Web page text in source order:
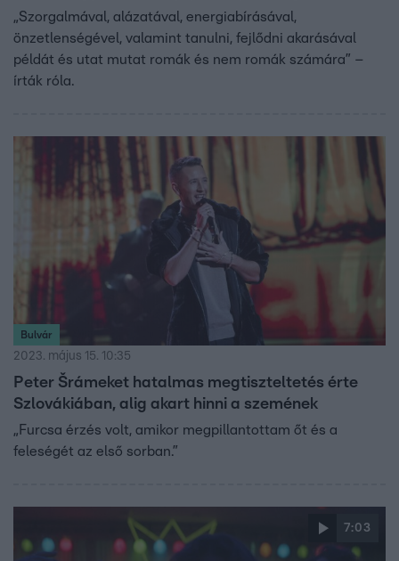
„Szorgalmával, alázatával, energiabírásával,
önzetlenségével, valamint tanulni, fejlődni akarásával
példát és utat mutat romák és nem romák számára” –
írták róla.
Bulvár
2023. május 15. 10:35
Peter Šrámeket hatalmas megtiszteltetés érte
Szlovákiában, alig akart hinni a szemének
„Furcsa érzés volt, amikor megpillantottam őt és a
feleségét az első sorban.”
7:03